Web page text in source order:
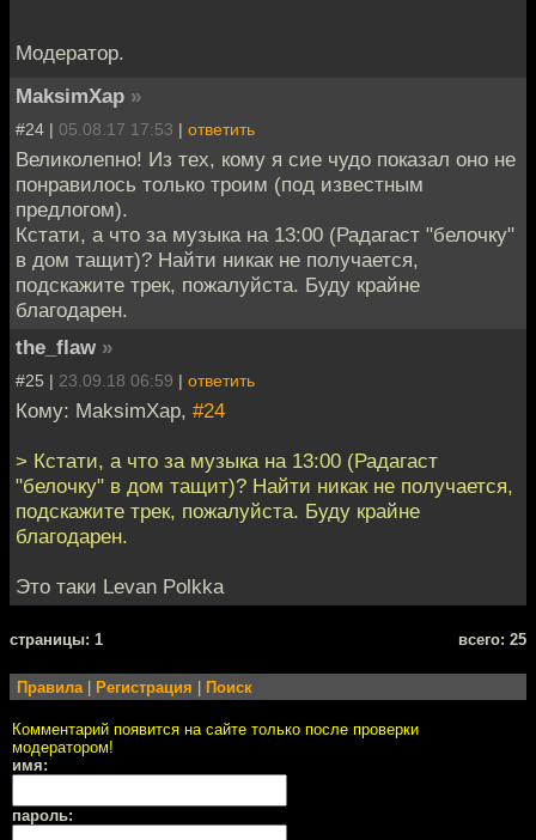
Модератор.
MaksimXap »
#24 | 05.08.17 17:53 | ответить
Великолепно! Из тех, кому я сие чудо показал оно не
понравилось только троим (под известным
предлогом).
Кстати, а что за музыка на 13:00 (Радагаст "белочку"
в дом тащит)? Найти никак не получается,
подскажите трек, пожалуйста. Буду крайне
благодарен.
the_flaw »
#25 | 23.09.18 06:59 | ответить
Кому: MaksimXap, #24
> Кстати, а что за музыка на 13:00 (Радагаст
"белочку" в дом тащит)? Найти никак не получается,
подскажите трек, пожалуйста. Буду крайне
благодарен.
Это таки Levan Polkka
cтраницы: 1 всего: 25
Правила| Регистрация Поиск
Комментарий появится на сайте только после проверки
модератором!
имя:
пароль: